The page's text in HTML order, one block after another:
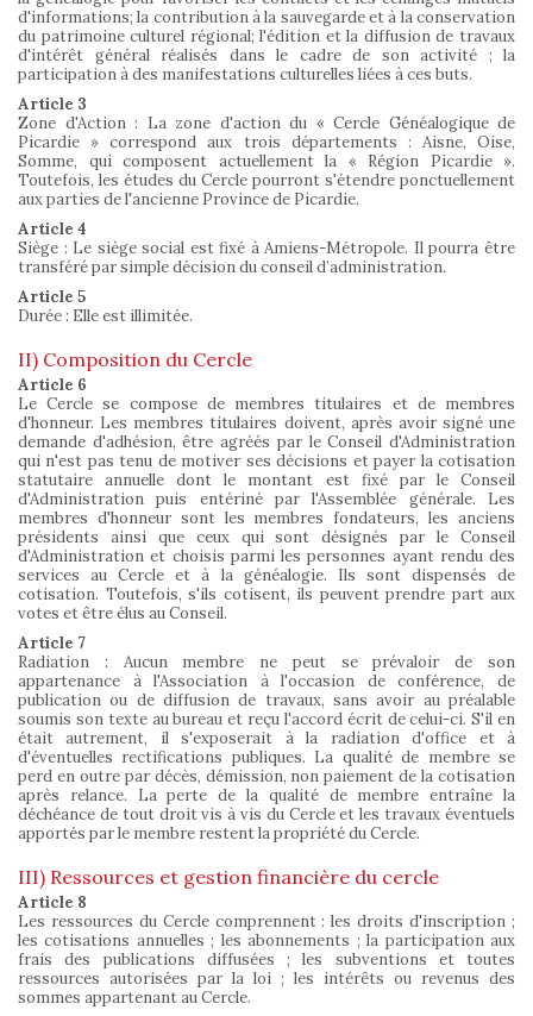
d'informations; la contribution à la sauvegarde et à la conservation
du patrimoine culturel régional; l'édition et la diffusion de travaux
d'intérêt général réalisés dans le cadre de son activité ; la
participation à des manifestations culturelles liées à ces buts.
Article 3
Zone d'Action : La zone d'action du « Cercle Généalogique de
Picardie » correspond aux trois départements : Aisne, Oise,
Somme, qui composent actuellement la « Région Picardie ».
Toutefois, les études du Cercle pourront s'étendre ponctuellement
aux parties de l'ancienne Province de Picardie.
Article 4
Siège : Le siège social est fixé à Amiens-Métropole. Il pourra être
transféré par simple décision du conseil d’administration.
Article 5
Durée : Elle est illimitée.
II) Composition du Cercle
Article 6
Le Cercle se compose de membres titulaires et de membres
d'honneur. Les membres titulaires doivent, après avoir signé une
demande d'adhésion, être agréés par le Conseil d'Administration
qui n'est pas tenu de motiver ses décisions et payer la cotisation
statutaire annuelle dont le montant est fixé par le Conseil
d'Administration puis entériné par l'Assemblée générale. Les
membres d'honneur sont les membres fondateurs, les anciens
présidents ainsi que ceux qui sont désignés par le Conseil
d'Administration et choisis parmi les personnes ayant rendu des
services au Cercle et à la généalogie. Ils sont dispensés de
cotisation. Toutefois, s'ils cotisent, ils peuvent prendre part aux
votes et être élus au Conseil.
Article 7
Radiation : Aucun membre ne peut se prévaloir de son
appartenance à l'Association à l'occasion de conférence, de
publication ou de diffusion de travaux, sans avoir au préalable
soumis son texte au bureau et reçu l'accord écrit de celui-ci. S'il en
était autrement, il s'exposerait à la radiation d'office et à
d'éventuelles rectifications publiques. La qualité de membre se
perd en outre par décès, démission, non paiement de la cotisation
après relance. La perte de la qualité de membre entraîne la
déchéance de tout droit vis à vis du Cercle et les travaux éventuels
apportés par le membre restent la propriété du Cercle.
III) Ressources et gestion financière du cercle
Article 8
Les ressources du Cercle comprennent : les droits d'inscription ;
les cotisations annuelles ; les abonnements ; la participation aux
frais des publications diffusées ; les subventions et toutes
ressources autorisées par la loi ; les intérêts ou revenus des
sommes appartenant au Cercle.